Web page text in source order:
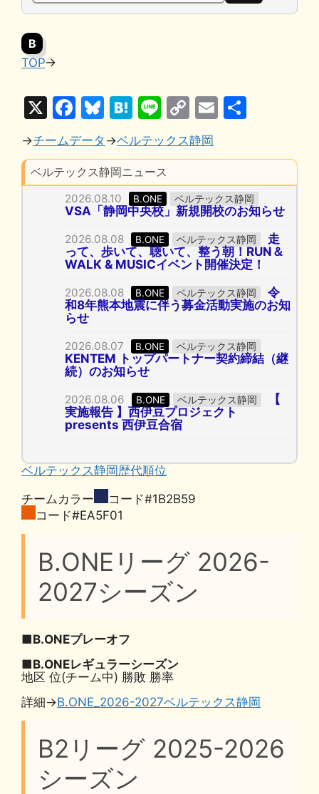
B
TOP→
X
F
a
c
e
b
o
o
k
Bl
u
e
s
k
y
H
at
e
n
a
Li
n
e
C
o
p
Li
n
k
E
ai
→チームデータ →ベルテックス静岡
ベルテックス静岡ニュース
2026.08.10 B.ONE ベルテックス静岡
VSA「静岡中央校」新規開校のお知らせ
2026.08.08 B.ONE ベルテックス静岡
走
って、歩いて、聴いて、整う朝！RUN＆
WALK & MUSICイベント開催決定！
2026.08.08 B.ONE ベルテックス静岡
令
和8年熊本地震に伴う募金活動実施のお知
らせ
2026.08.07 B.ONE ベルテックス静岡
KENTEM トップパートナー契約締結（継
続）のお知らせ
2026.08.06 B.ONE ベルテックス静岡
【
実施報告 】西伊豆プロジェクト
presents 西伊豆合宿
ベルテックス静岡歴代順位
チームカラー
コード#1B2B59
コード#EA5F01
B.ONEリーグ 2026-
2027シーズン
■B.ONEプレーオフ
■B.ONEレギュラーシーズン
地区 位(チーム中) 勝敗 勝率
詳細→B.ONE_2026-2027ベルテックス静岡
B2リーグ 2025-2026
シーズン